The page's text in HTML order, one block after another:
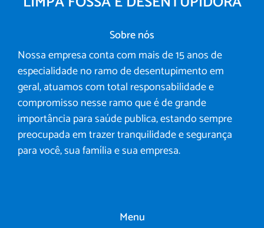
Sobre nós
Nossa empresa conta com mais de 15 anos de
especialidade no ramo de desentupimento em
geral, atuamos com total responsabilidade e
compromisso nesse ramo que é de grande
importância para saúde publica, estando sempre
preocupada em trazer tranquilidade e segurança
para você, sua família e sua empresa.
Menu